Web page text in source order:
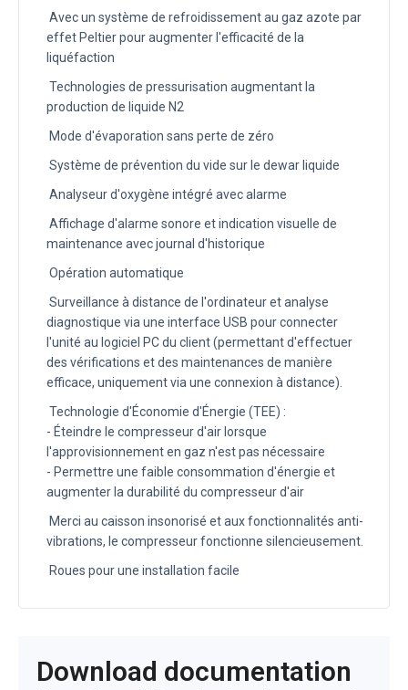
Avec un système de refroidissement au gaz azote par
effet Peltier pour augmenter l'efficacité de la
liquéfaction
Technologies de pressurisation augmentant la
production de liquide N2
Mode d'évaporation sans perte de zéro
Système de prévention du vide sur le dewar liquide
Analyseur d'oxygène intégré avec alarme
Affichage d'alarme sonore et indication visuelle de
maintenance avec journal d'historique
Opération automatique
Surveillance à distance de l'ordinateur et analyse
diagnostique via une interface USB pour connecter
l'unité au logiciel PC du client (permettant d'effectuer
des vérifications et des maintenances de manière
efficace, uniquement via une connexion à distance).
Technologie d'Économie d'Énergie (TEE) :
- Éteindre le compresseur d'air lorsque
l'approvisionnement en gaz n'est pas nécessaire
- Permettre une faible consommation d'énergie et
augmenter la durabilité du compresseur d'air
Merci au caisson insonorisé et aux fonctionnalités anti-
vibrations, le compresseur fonctionne silencieusement.
Roues pour une installation facile
Download documentation